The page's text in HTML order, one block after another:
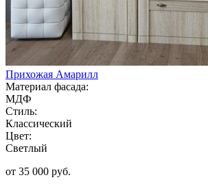
Прихожая Амарилл
Материал фасада:
МДФ
Стиль:
Классический
Цвет:
Светлый
от 35 000 руб.